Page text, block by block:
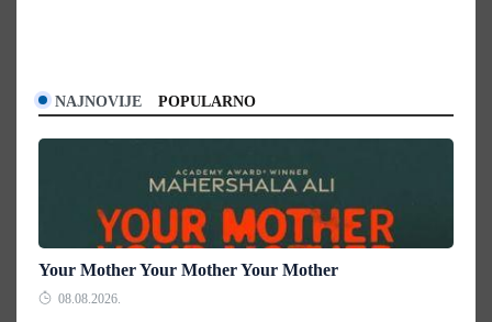
NAJNOVIJE POPULARNO
Your Mother Your Mother Your Mother
08.08.2026.